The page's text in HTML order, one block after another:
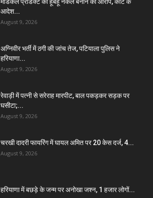
आदेश...
August 9, 2026
अग्निवीर भर्ती में ठगी की जांच तेज, पटियाला पुलिस ने
हरियाणा...
August 9, 2026
रेवाड़ी में पत्नी से सरेराह मारपीट, बाल पकड़कर सड़क पर
घसीटा;...
August 9, 2026
चरखी दादरी फायरिंग में घायल अमित पर 20 केस दर्ज, 4...
August 9, 2026
हरियाणा में बछड़े के जन्म पर अनोखा जश्न, 1 हजार लोगों...